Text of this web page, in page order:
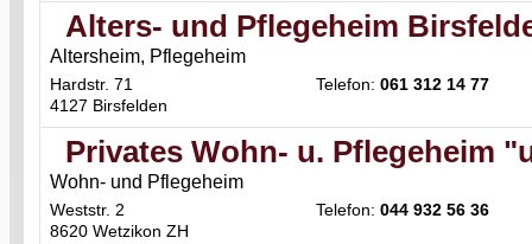
Alters- und Pflegeheim
Altersheim, Pflegeheim
Hardstr. 71
4127 Birsfelden
Telefon: 061 312 14 77
Privates Wohn- u. Pflegeheim
Wohn- und Pflegeheim
Weststr. 2
8620 Wetzikon ZH
Telefon: 044 932 56 36